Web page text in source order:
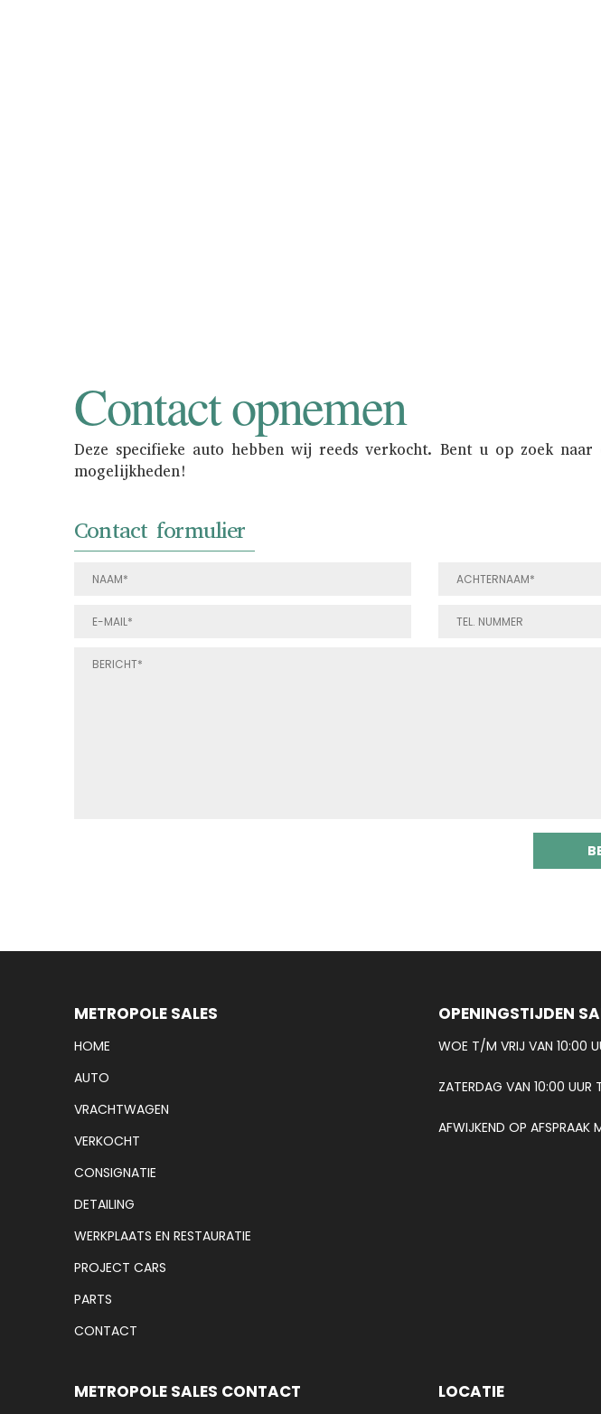
Contact opnemen
Deze specifieke auto hebben wij reeds verkocht. Bent u op zoek
mogelijkheden!
Contact formulier
METROPOLE SALES
HOME
AUTO
VRACHTWAGEN
VERKOCHT
CONSIGNATIE
DETAILING
WERKPLAATS EN RESTAURATIE
PROJECT CARS
PARTS
CONTACT
OPENINGSTIJDEN
WOE T/M VRIJ VAN 10:00
ZATERDAG VAN 10:00 UUR
AFWIJKEND OP AFSPRAAK
METROPOLE SALES CONTACT LOCATIE